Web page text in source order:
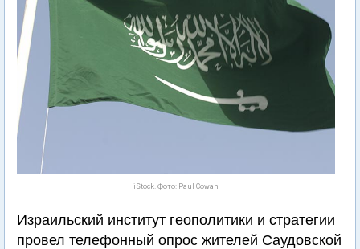
iStock. Фото: Paul Cowan
Израильский институт геополитики и стратегии
провел телефонный опрос жителей Саудовской